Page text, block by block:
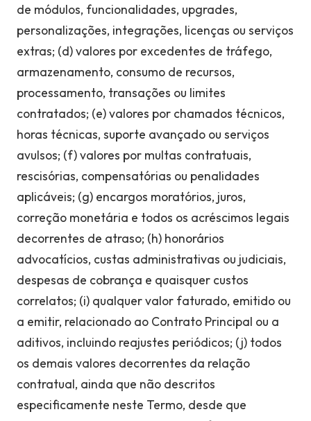
de módulos, funcionalidades, upgrades,
personalizações, integrações, licenças ou serviços
extras; (d) valores por excedentes de tráfego,
armazenamento, consumo de recursos,
processamento, transações ou limites
contratados; (e) valores por chamados técnicos,
horas técnicas, suporte avançado ou serviços
avulsos; (f) valores por multas contratuais,
rescisórias, compensatórias ou penalidades
aplicáveis; (g) encargos moratórios, juros,
correção monetária e todos os acréscimos legais
decorrentes de atraso; (h) honorários
advocatícios, custas administrativas ou judiciais,
despesas de cobrança e quaisquer custos
correlatos; (i) qualquer valor faturado, emitido ou
a emitir, relacionado ao Contrato Principal ou a
aditivos, incluindo reajustes periódicos; (j) todos
os demais valores decorrentes da relação
contratual, ainda que não descritos
especificamente neste Termo, desde que